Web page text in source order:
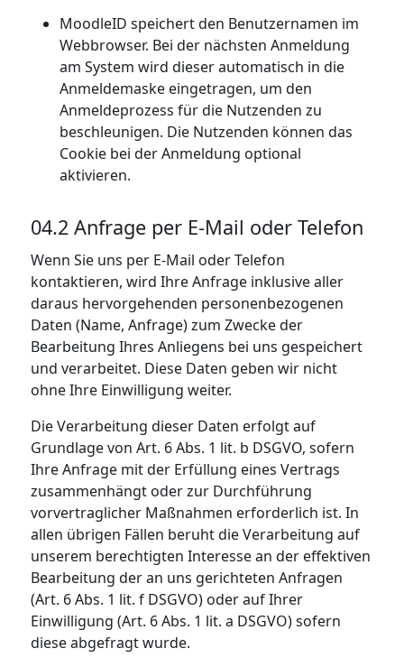
MoodleID speichert den Benutzernamen im
Webbrowser. Bei der nächsten Anmeldung
am System wird dieser automatisch in die
Anmeldemaske eingetragen, um den
Anmeldeprozess für die Nutzenden zu
beschleunigen. Die Nutzenden können das
Cookie bei der Anmeldung optional
aktivieren.
04.2 Anfrage per E-Mail oder Telefon
Wenn Sie uns per E-Mail oder Telefon
kontaktieren, wird Ihre Anfrage inklusive aller
daraus hervorgehenden personenbezogenen
Daten (Name, Anfrage) zum Zwecke der
Bearbeitung Ihres Anliegens bei uns gespeichert
und verarbeitet. Diese Daten geben wir nicht
ohne Ihre Einwilligung weiter.
Die Verarbeitung dieser Daten erfolgt auf
Grundlage von Art. 6 Abs. 1 lit. b DSGVO, sofern
Ihre Anfrage mit der Erfüllung eines Vertrags
zusammenhängt oder zur Durchführung
vorvertraglicher Maßnahmen erforderlich ist. In
allen übrigen Fällen beruht die Verarbeitung auf
unserem berechtigten Interesse an der effektiven
Bearbeitung der an uns gerichteten Anfragen
(Art. 6 Abs. 1 lit. f DSGVO) oder auf Ihrer
Einwilligung (Art. 6 Abs. 1 lit. a DSGVO) sofern
diese abgefragt wurde.